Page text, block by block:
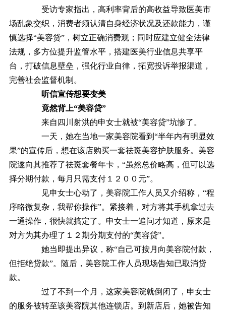
受访专家指出，高利率背后的高收益导致医美市
场乱象交织，消费者须认清自身经济状况及还款能力，谨
慎选择“美容贷”，树立正确消费观；同时应建立健全法律
法规，多方位提升监管水平，搭建医美行业信息共享平
台，打破信息壁垒，强化行业自律，拓宽投诉举报渠道，
完善社会监督机制。
听信宣传想要变美
竟然背上“美容贷”
来自四川射洪的申女士就被“美容贷”坑惨了。
一天，她在当地一家美容院看到“半年内有明显效
果”的宣传后，想在该店购买一套祛斑美容护肤服务。美容
院遂向其推荐了祛斑套餐年卡，“虽然总价略高，但可以选
择分期付款，每月只需支付１２００元”。
见申女士心动了，美容院工作人员又介绍称，“程
序略微复杂，我帮你操作”。紧接着，对方将其手机拿过去
一通操作，很快就搞定了。申女士一追问才知道，原来是
对方为其办理了１２期分期支付的“美容贷”。
她当即提出异议，称“自己可按月向美容院付款，
但拒绝贷款”。随后，美容院工作人员现场告知已取消贷
款。
过了不到一个月，这家美容院就倒闭了，申女士
的服务被转至该美容院其他连锁店。到新店后，她被告知